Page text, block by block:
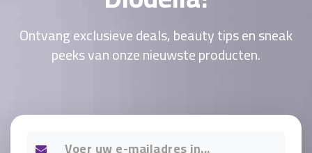
Ontvang exclusieve deals, beauty tips en sneak
peeks van onze nieuwste producten.